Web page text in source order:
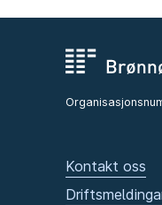
Kontakt oss